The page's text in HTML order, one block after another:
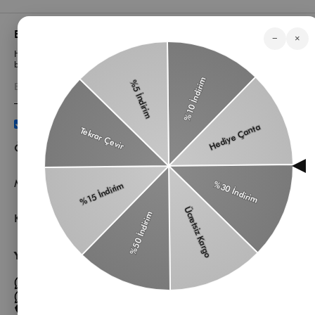
Bizden Haberler
Haberlerimiz, özel tekliflerimiz ve favori stillerimiz hakkında ilk siz
bilgi sahibi olun
Üyelik koşullarını ve kişisel verilerimin
korunmasını kabul
ediyorum.
Öne Çıkan Kategorilerimiz
Müşteri Hizmetleri
Kurumsal
Yardıma mı ihtiyacın var?
Müşteri Hizmetleri WhatsApp Hattı
− ×